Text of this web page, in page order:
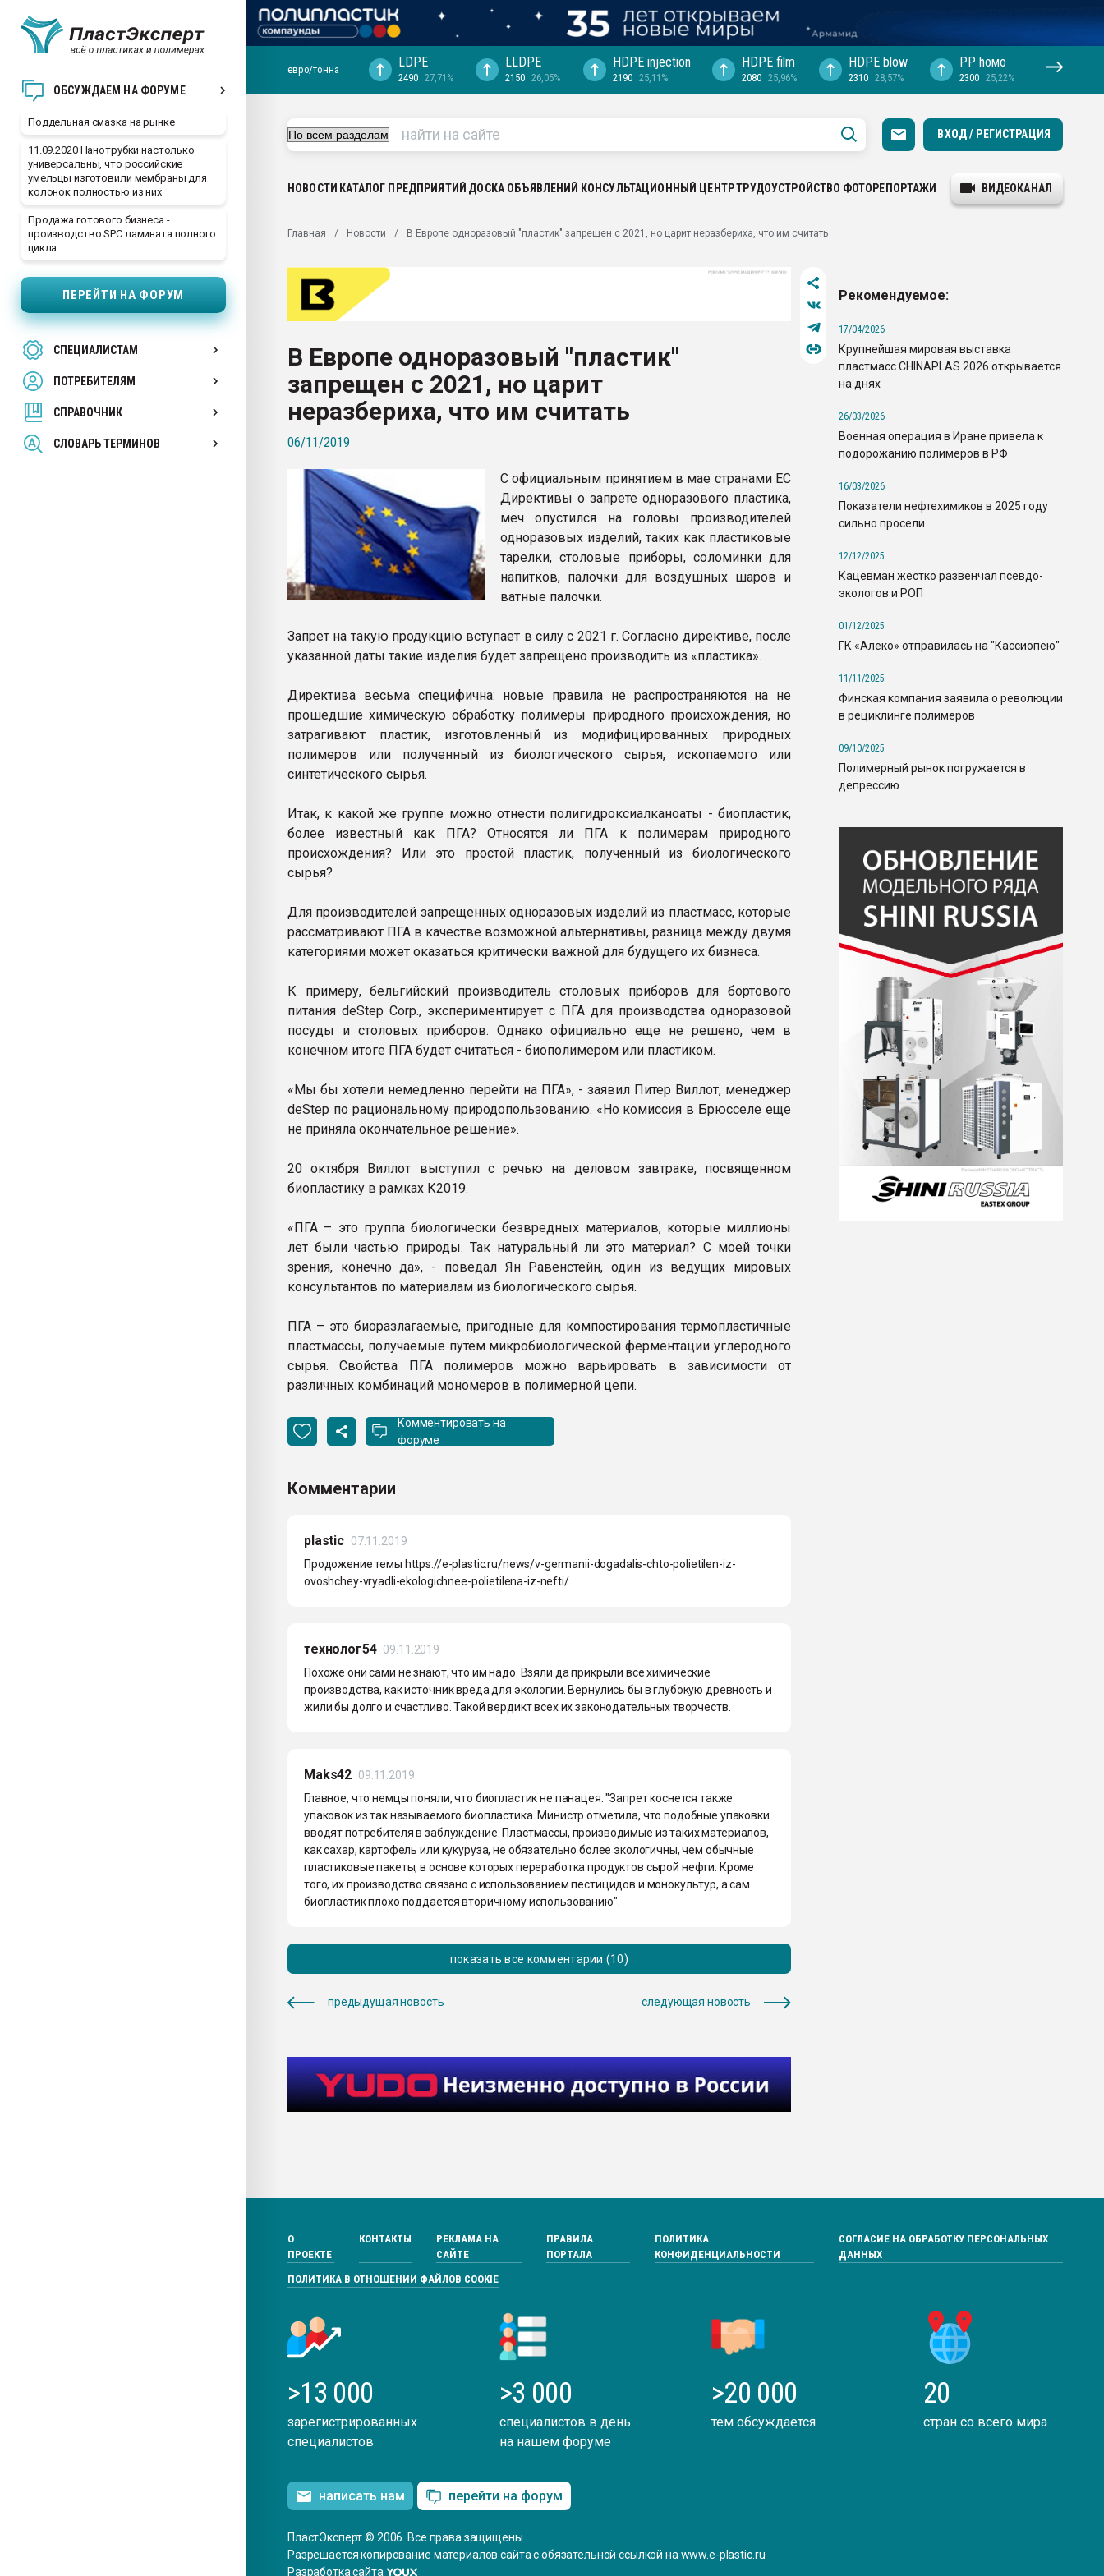
ОБСУЖДАЕМ НА ФОРУМЕ
Поддельная смазка на рынке
11.09.2020 Нанотрубки настолько
универсальны, что российские
умельцы изготовили мембраны для
колонок полностью из них
Продажа готового бизнеса -
производство SPC ламината полного
цикла
ПЕРЕЙТИ НА ФОРУМ
СПЕЦИАЛИСТАМ
ПОТРЕБИТЕЛЯМ
СПРАВОЧНИК
СЛОВАРЬ ТЕРМИНОВ
ближайшее подмосковье, с.-в.
Подмосковье, Москва
первый план в переработке
28.07.2026 "Технониколь" довольна
Всё, что касается выдува ПЭТ
Материал поверхности пуансона для
Продам отходы Композиция
поликарбоната и АБС-пластика
Armaloy PC/ABS-1IM черный цвет
ПЕРЕЙТИ НА ФОРУМ
евро/тонна LDPE
2490 27,71%
LLDPE
2150 26,05%
HDPE injection
2190 25,11%
HDPE film
2080 25,96%
HDPE blow
2310 28,57%
PP hомо
2300 25,22%
ВХОД / РЕГИСТРАЦИЯ
НОВОСТИ КАТАЛОГ ПРЕДПРИЯТИЙ ДОСКА ОБЪЯВЛЕНИЙ КОНСУЛЬТАЦИОННЫЙ ЦЕНТРТРУДОУСТРОЙСТВО ФОТОРЕПОРТАЖИ ВИДЕОКАНАЛ
Главная Новости В Европе одноразовый "пластик" запрещен с 2021, но царит неразбериха, что им считать
В Европе одноразовый "пластик"
запрещен с 2021, но царит
неразбериха, что им считать
06/11/2019
С официальным принятием в мае странами ЕС
Директивы о запрете одноразового пластика,
меч опустился на головы производителей
одноразовых изделий, таких как пластиковые
тарелки, столовые приборы, соломинки для
напитков, палочки для воздушных шаров и
ватные палочки.
Запрет на такую продукцию вступает в силу с 2021 г. Согласно директиве, после
указанной даты такие изделия будет запрещено производить из «пластика».
Директива весьма специфична: новые правила не распространяются на не
прошедшие химическую обработку полимеры природного происхождения, но
затрагивают пластик, изготовленный из модифицированных природных
полимеров или полученный из биологического сырья, ископаемого или
синтетического сырья.
Итак, к какой же группе можно отнести полигидроксиалканоаты - биопластик,
более известный как ПГА? Относятся ли ПГА к полимерам природного
происхождения? Или это простой пластик, полученный из биологического
сырья?
Для производителей запрещенных одноразовых изделий из пластмасс, которые
рассматривают ПГА в качестве возможной альтернативы, разница между двумя
категориями может оказаться критически важной для будущего их бизнеса.
К примеру, бельгийский производитель столовых приборов для бортового
питания deStep Corp., экспериментирует с ПГА для производства одноразовой
посуды и столовых приборов. Однако официально еще не решено, чем в
конечном итоге ПГА будет считаться - биополимером или пластиком.
«Мы бы хотели немедленно перейти на ПГА», - заявил Питер Виллот, менеджер
deStep по рациональному природопользованию. «Но комиссия в Брюсселе еще
не приняла окончательное решение».
20 октября Виллот выступил с речью на деловом завтраке, посвященном
биопластику в рамках К2019.
«ПГА – это группа биологически безвредных материалов, которые миллионы
лет были частью природы. Так натуральный ли это материал? С моей точки
зрения, конечно да», - поведал Ян Равенстейн, один из ведущих мировых
консультантов по материалам из биологического сырья.
ПГА – это биоразлагаемые, пригодные для компостирования термопластичные
пластмассы, получаемые путем микробиологической ферментации углеродного
сырья. Свойства ПГА полимеров можно варьировать в зависимости от
различных комбинаций мономеров в полимерной цепи.
Комментировать на
форуме
Комментарии
plastic 07.11.2019
Продожение темы https://e-plastic.ru/news/v-germanii-dogadalis-chto-polietilen-iz-
ovoshchey-vryadli-ekologichnee-polietilena-iz-nefti/
технолог54 09.11.2019
Похоже они сами не знают, что им надо. Взяли да прикрыли все химические
производства, как источник вреда для экологии. Вернулись бы в глубокую древность и
жили бы долго и счастливо. Такой вердикт всех их законодательных творчеств.
Maks42 09.11.2019
Главное, что немцы поняли, что биопластик не панацея. "Запрет коснется также
упаковок из так называемого биопластика. Министр отметила, что подобные упаковки
вводят потребителя в заблуждение. Пластмассы, производимые из таких материалов,
как сахар, картофель или кукуруза, не обязательно более экологичны, чем обычные
пластиковые пакеты, в основе которых переработка продуктов сырой нефти. Кроме
того, их производство связано с использованием пестицидов и монокультур, а сам
биопластик плохо поддается вторичному использованию".
показать все комментарии (10)
предыдущая новость следующая новость
Рекомендуемое:
17/04/2026
Крупнейшая мировая выставка
пластмасс CHINAPLAS 2026 открывается
на днях
26/03/2026
Военная операция в Иране привела к
подорожанию полимеров в РФ
16/03/2026
Показатели нефтехимиков в 2025 году
сильно просели
12/12/2025
Кацевман жестко развенчал псевдо-
экологов и РОП
01/12/2025
ГК «Алеко» отправилась на "Кассиопею"
11/11/2025
Финская компания заявила о революции
в рециклинге полимеров
09/10/2025
Полимерный рынок погружается в
депрессию
О
ПРОЕКТЕ
КОНТАКТЫ
РЕКЛАМА НА
САЙТЕ
ПРАВИЛА
ПОРТАЛА
ПОЛИТИКА
КОНФИДЕНЦИАЛЬНОСТИ
СОГЛАСИЕ НА ОБРАБОТКУ ПЕРСОНАЛЬНЫХ
ДАННЫХ
ПОЛИТИКА В ОТНОШЕНИИ ФАЙЛОВ COOKIE
>13 000
зарегистрированных
специалистов
>3 000
специалистов в день
на нашем форуме
>20 000
тем обсуждается
20
стран со всего мира
написать нам перейти на форум
ПластЭксперт © 2006. Все права защищены
Разрешается копирование материалов сайта с обязательной ссылкой на www.e-plastic.ru
Разработка сайта